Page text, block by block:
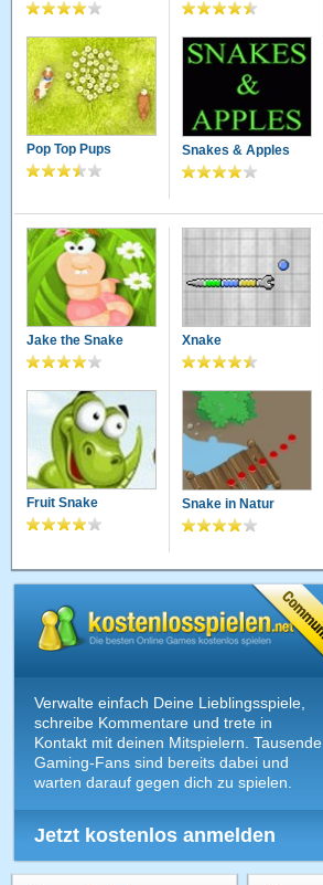
Pop Top Pups Snakes & Apples
Jake the Snake Xnake
Fruit Snake Snake in Natur
Verwalte einfach Deine Lieblingsspiele,
schreibe Kommentare und trete in
Kontakt mit deinen Mitspielern. Tausende
Gaming-Fans sind bereits dabei und
warten darauf gegen dich zu spielen.
Jetzt kostenlos anmelden